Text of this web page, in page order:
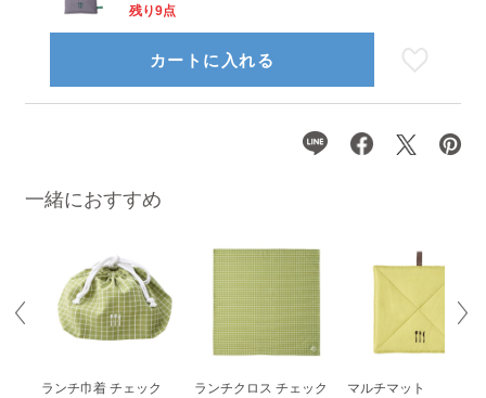
一緒におすすめ
ランチ巾着 チェック
ランチクロス チェック
マルチマット
残り9点
カートに入れる